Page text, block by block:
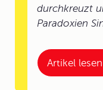
Artikel lesen
durchkreuzt
Paradoxien